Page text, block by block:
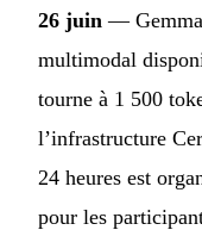
26 juin — Gemma
multimodal
tourne à 1 500
l’infrastructure
24 heures est
pour les